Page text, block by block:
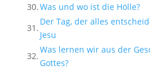
30.Was und wo ist die Hölle?
31.
Der Tag, der alles
Jesu
32.
Was lernen wir aus der
Gottes?